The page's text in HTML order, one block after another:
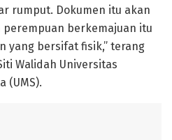
rumput. Dokumen itu akan
berkemajuan itu
yang bersifat fisik,” terang
Walidah Universitas
(UMS).